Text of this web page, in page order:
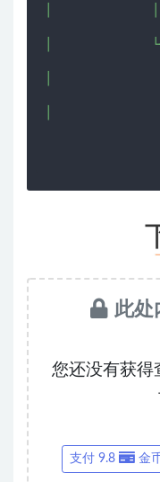
│
│
│
此处
您还没有获得
支付 9.8 金